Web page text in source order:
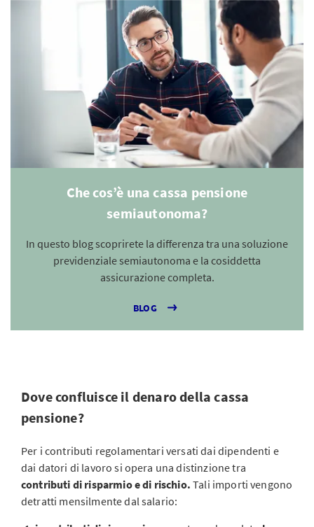
Che cos’è una cassa pensione
semiautonoma?
In questo blog scoprirete la differenza tra una soluzione
previdenziale semiautonoma e la cosiddetta
assicurazione completa.
BLOG
Dove confluisce il denaro della cassa
pensione?
Per i contributi regolamentari versati dai dipendenti e
dai datori di lavoro si opera una distinzione tra
contributi di risparmio e di rischio. Tali importi vengono
detratti mensilmente dal salario: